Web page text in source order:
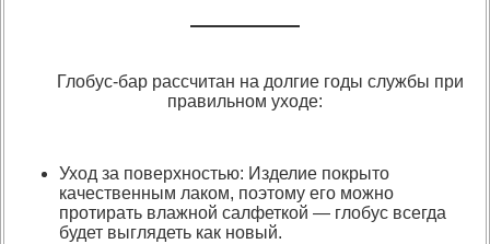
Глобус-бар рассчитан на долгие годы службы при
правильном уходе:
Уход за поверхностью: Изделие покрыто
качественным лаком, поэтому его можно
протирать влажной салфеткой — глобус всегда
будет выглядеть как новый.